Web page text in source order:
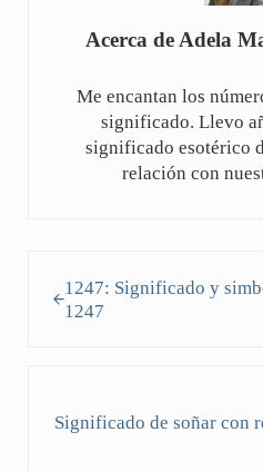
Acerca de Adela
Me encantan los
significado. Llevo
significado esotérico
relación con
1247: Significado y
1247
Significado de soñar con